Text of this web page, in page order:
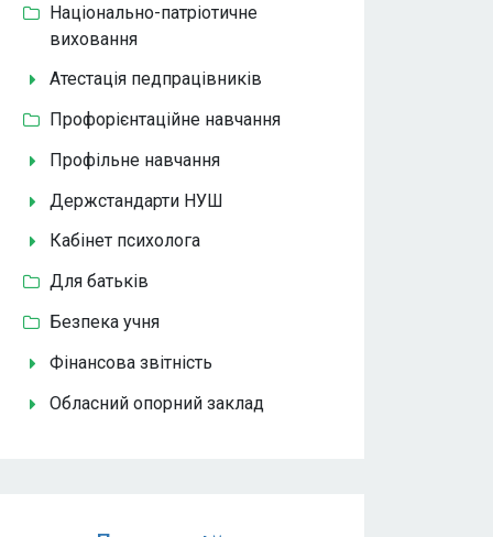
Національно-патріотичне
виховання
Атестація педпрацівників
Профорієнтаційне навчання
Профільне навчання
Держстандарти НУШ
Кабінет психолога
Для батьків
Безпека учня
Фінансова звітність
Обласний опорний заклад